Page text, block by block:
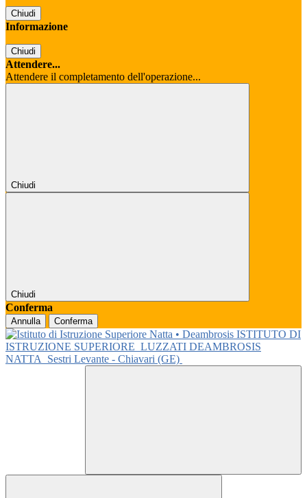
Chiudi
Informazione
Chiudi
Attendere...
Attendere il completamento dell'operazione...
Chiudi
Chiudi
Conferma
Annulla Conferma
ISTITUTO DI
ISTRUZIONE SUPERIORE LUZZATI DEAMBROSIS
NATTA
Sestri Levante - Chiavari (GE)